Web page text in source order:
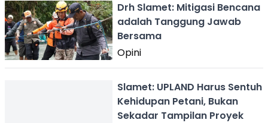
Drh Slamet: Mitigasi Bencana
adalah Tanggung Jawab
Bersama
Opini
Slamet: UPLAND Harus Sentuh
Kehidupan Petani, Bukan
Sekadar Tampilan Proyek